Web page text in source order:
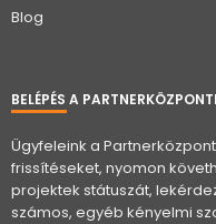
Blog
BELÉPÉS A
Ügyfeleink a
frissítéseket, nyomon
projektek státuszát,
számos, egyéb kényelmi